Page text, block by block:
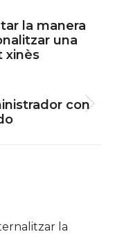
la manera
una
xinès
con
la